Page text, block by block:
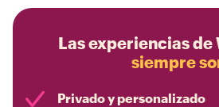
Las experiencias
siempre
Privado y personalizado